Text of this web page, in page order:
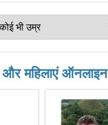
महिलाएं ऑनलाइन